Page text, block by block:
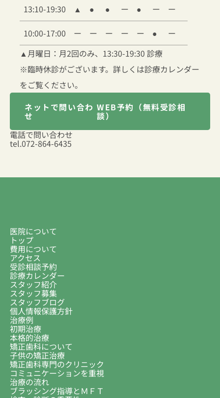
13:10-19:30 ▲ ● ● ー ● ー ー
10:00-17:00 ー ー ー ー ー ●
ー
▲月曜日：月2回のみ、13:30-19:30 診療
※臨時休診がございます。詳しくは診療カレンダー
をご覧ください。
ネットで問い合わ
せ
WEB予約（無料受診相
談）
電話で問い合わせ
tel.072-864-6435
医院について
トップ
費用について
アクセス
受診相談予約
診療カレンダー
スタッフ紹介
スタッフ募集
スタッフブログ
個人情報保護方針
治療例
初期治療
本格的治療
矯正歯科について
子供の矯正治療
矯正歯科専門のクリニック
コミュニケーションを重視
治療の流れ
ブラッシング指導とＭＦＴ